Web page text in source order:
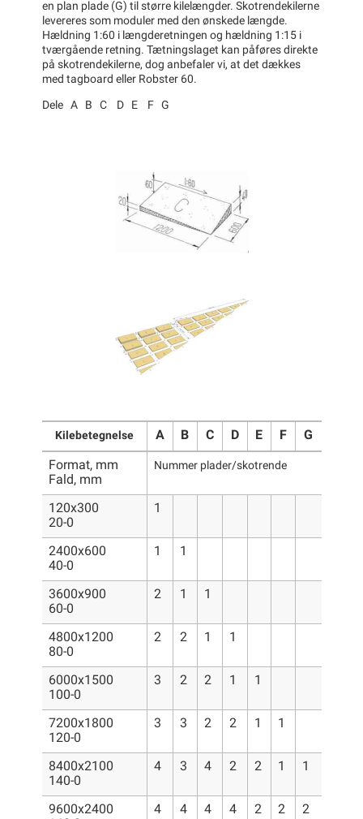
en plan plade (G) til større kilelængder. Skotrendekilerne
levereres som moduler med den ønskede længde.
Hældning 1:60 i længderetningen og hældning 1:15 i
tværgående retning. Tætningslaget kan påføres direkte
på skotrendekilerne, dog anbefaler vi, at det dækkes
med tagboard eller Robster 60.
Dele A B C D E F G
Kilebetegnelse A B C D E F G
Format, mm
Fald, mm
Nummer plader/skotrende
120x300
20-0
1
2400x600
40-0
1 1
3600x900
60-0
2 1 1
4800x1200
80-0
2 2 1 1
6000x1500
100-0
3 2 2 1 1
7200x1800
120-0
3 3 2 2 1 1
8400x2100
140-0
4 3 4 2 2 1 1
9600x2400
4 4 4 4 2 2 2